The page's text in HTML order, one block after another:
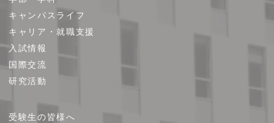
プ
キャンパスライフ
キャリア・就職支援
入試情報
国際交流
研究活動
受験生の皆様へ